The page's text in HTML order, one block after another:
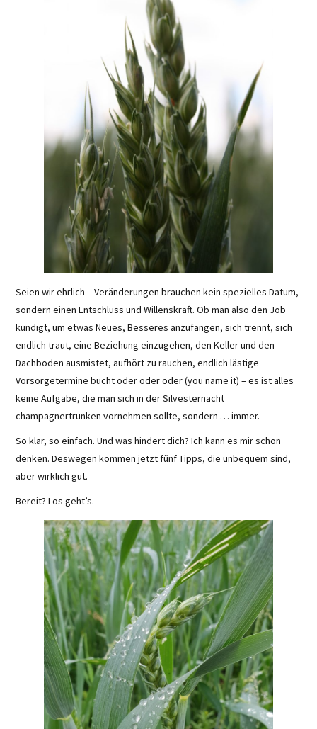
Seien wir ehrlich – Veränderungen brauchen kein spezielles Datum,
sondern einen Entschluss und Willenskraft. Ob man also den Job
kündigt, um etwas Neues, Besseres anzufangen, sich trennt, sich
endlich traut, eine Beziehung einzugehen, den Keller und den
Dachboden ausmistet, aufhört zu rauchen, endlich lästige
Vorsorgetermine bucht oder oder oder (you name it) – es ist alles
keine Aufgabe, die man sich in der Silvesternacht
champagnertrunken vornehmen sollte, sondern … immer.
So klar, so einfach. Und was hindert dich? Ich kann es mir schon
denken. Deswegen kommen jetzt fünf Tipps, die unbequem sind,
aber wirklich gut.
Bereit? Los geht’s.